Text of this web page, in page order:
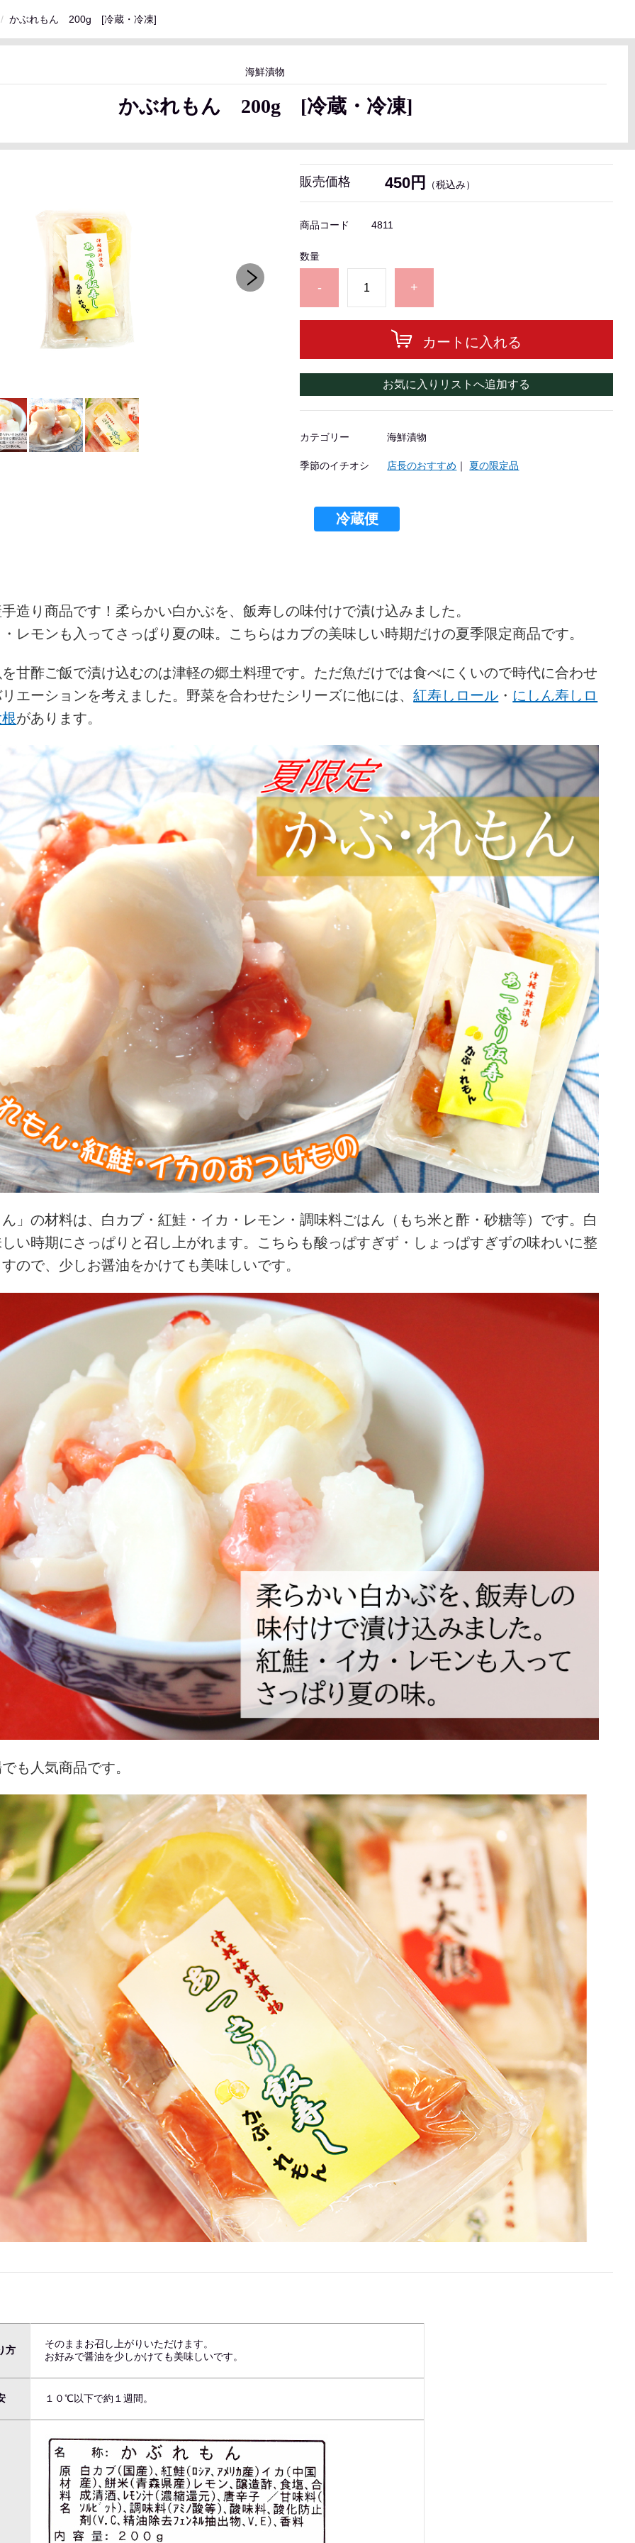
かぶれもん 200g [冷蔵・冷凍]
海鮮漬物
かぶれもん 200g [冷蔵・冷凍]
販売価格 450円 （税込み）
商品コード 4811
数量
- +
カートに入れる
お気に入りリストへ追加する
カテゴリー 海鮮漬物
季節のイチオシ 店長のおすすめ ｜ 夏の限定品
冷蔵便
造り商品です！柔らかい白かぶを、飯寿しの味付けで漬け込みました。
レモンも入ってさっぱり夏の味。こちらはカブの美味しい時期だけの夏季限定商品です。
甘酢ご飯で漬け込むのは津軽の郷土料理です。ただ魚だけでは食べにくいので時代に合わせ
エーションを考えました。野菜を合わせたシリーズに他には、紅寿しロール ・ にしん寿しロ
があります。
」の材料は、白カブ・紅鮭・イカ・レモン・調味料ごはん（もち米と酢・砂糖等）です。白
い時期にさっぱりと召し上がれます。こちらも酸っぱすぎず・しょっぱすぎずの味わいに整
ので、少しお醤油をかけても美味しいです。
も人気商品です。
方
そのままお召し上がりいただけます。
お好みで醤油を少しかけても美味しいです。
１０℃以下で約１週間。